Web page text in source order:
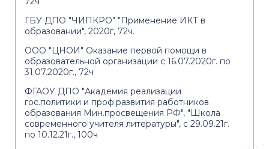
ГБУ ДПО "ЧИПКРО" "Применение ИКТ в
образовании", 2020г, 72ч.
ООО "ЦНОИ" Оказание первой помощи в
образовательной организации с 16.07.2020г. по
31.07.2020г., 72ч
ФГАОУ ДПО "Академия реализации
гос.политики и проф.развития работников
образования Мин.просвещения РФ", "Школа
современного учителя литературы", с 29.09.21г.
по 10.12.21г., 100ч